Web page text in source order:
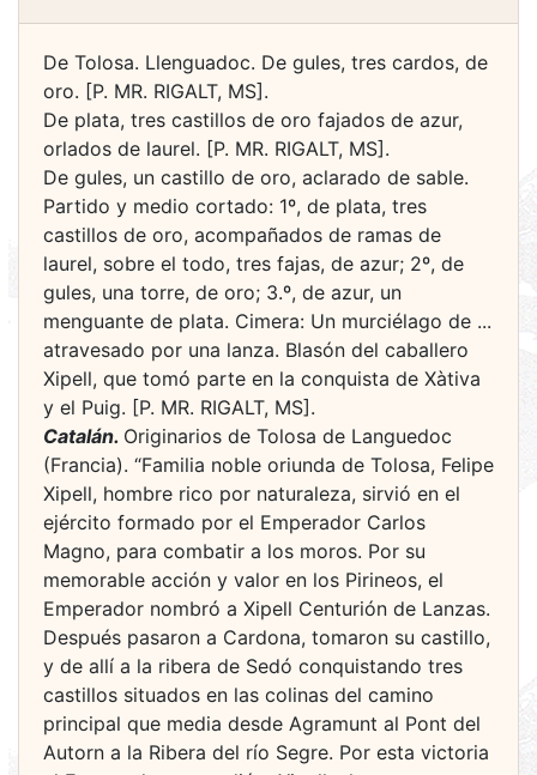
De Tolosa. Llenguadoc. De gules, tres cardos, de
oro. [P. MR. RIGALT, MS].
De plata, tres castillos de oro fajados de azur,
orlados de laurel. [P. MR. RIGALT, MS].
De gules, un castillo de oro, aclarado de sable.
Partido y medio cortado: 1º, de plata, tres
castillos de oro, acompañados de ramas de
laurel, sobre el todo, tres fajas, de azur; 2º, de
gules, una torre, de oro; 3.º, de azur, un
menguante de plata. Cimera: Un murciélago de ...
atravesado por una lanza. Blasón del caballero
Xipell, que tomó parte en la conquista de Xàtiva
y el Puig. [P. MR. RIGALT, MS].
Catalán. Originarios de Tolosa de Languedoc
(Francia). “Familia noble oriunda de Tolosa, Felipe
Xipell, hombre rico por naturaleza, sirvió en el
ejército formado por el Emperador Carlos
Magno, para combatir a los moros. Por su
memorable acción y valor en los Pirineos, el
Emperador nombró a Xipell Centurión de Lanzas.
Después pasaron a Cardona, tomaron su castillo,
y de allí a la ribera de Sedó conquistando tres
castillos situados en las colinas del camino
principal que media desde Agramunt al Pont del
Autorn a la Ribera del río Segre. Por esta victoria